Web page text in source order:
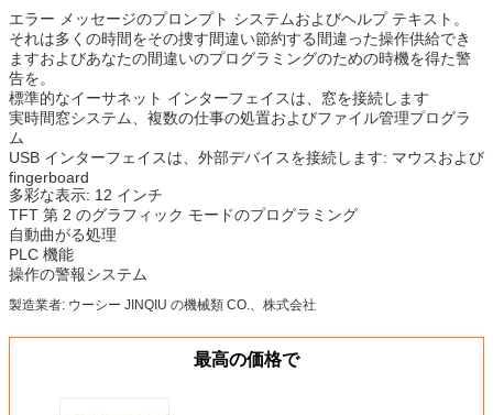
エラー メッセージのプロンプト システムおよびヘルプ テキスト。
それは多くの時間をその捜す間違い節約する間違った操作供給でき
ますおよびあなたの間違いのプログラミングのための時機を得た警
告を。
標準的なイーサネット インターフェイスは、窓を接続します
実時間窓システム、複数の仕事の処置およびファイル管理プログラ
ム
USB インターフェイスは、外部デバイスを接続します: マウスおよび
fingerboard
多彩な表示: 12 インチ
TFT 第 2 のグラフィック モードのプログラミング
自動曲がる処理
PLC 機能
操作の警報システム
製造業者: ウーシー JINQIU の機械類 CO.、株式会社
最高の価格で